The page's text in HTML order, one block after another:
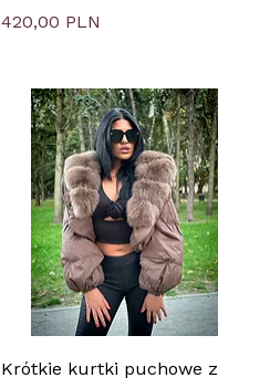
Цена
420,00 PLN
Быстрый просмотр
Krótkie kurtki puchowe z